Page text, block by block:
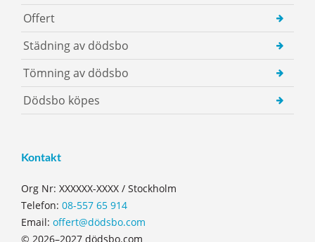
Offert
Städning av dödsbo
Tömning av dödsbo
Dödsbo köpes
Kontakt
Org Nr: XXXXXX-XXXX / Stockholm
Telefon: 08-557 65 914
Email: offert@dödsbo.com
© 2026–2027 dödsbo.com